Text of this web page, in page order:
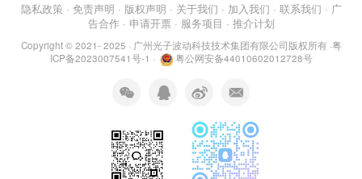
隐私政策 · 免责声明 · 版权声明 · 关于我们 · 加入我们 · 联系我们 · 广
告合作 · 申请开票 · 服务项目 · 推介计划
Copyright © 2021- 2025 · 广州光子波动科技技术集团有限公司版权所有·粤
ICP备2023007541号-1 · 粤公网安备44010602012728号